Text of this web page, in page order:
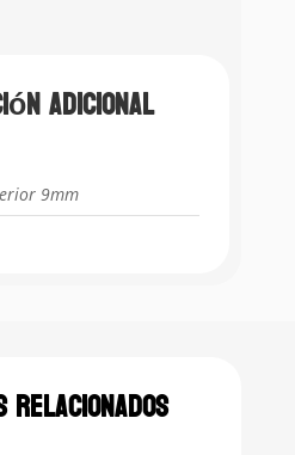
adicional
9mm
relacionados